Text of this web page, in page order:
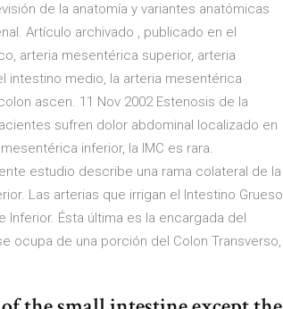
de la anatomía y variantes anatómicas
Artículo archivado , publicado en el
arteria mesentérica superior, arteria
intestino medio, la arteria mesentérica
ascen. 11 Nov 2002 Estenosis de la
sufren dolor abdominal localizado en
inferior, la IMC es rara.
estudio describe una rama colateral de la
Las arterias que irrigan el Intestino Grueso
Ésta última es la encargada del
ocupa de una porción del Colon Transverso,